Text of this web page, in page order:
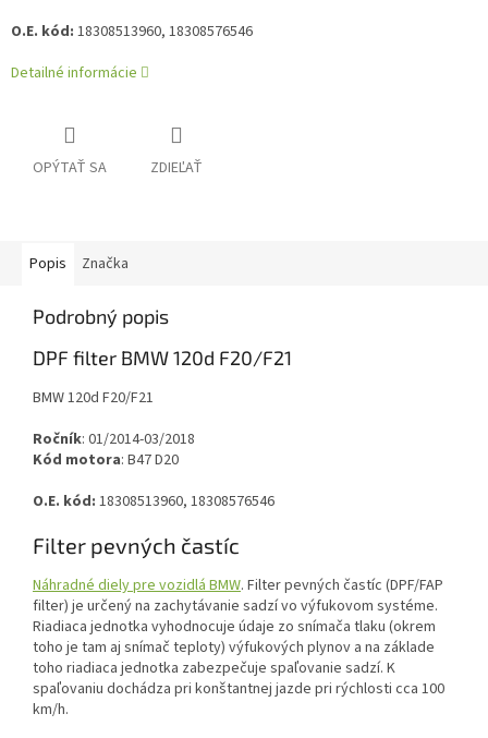
O.E. kód: 18308513960, 18308576546
Detailné informácie
OPÝTAŤ SA ZDIEĽAŤ
Popis Značka
Podrobný popis
DPF filter BMW 120d F20/F21
BMW 120d F20/F21
Ročník: 01/2014-03/2018
Kód motora: B47 D20
O.E. kód: 18308513960, 18308576546
Filter pevných častíc
Náhradné diely pre vozidlá BMW. Filter pevných častíc (DPF/FAP
filter) je určený na zachytávanie sadzí vo výfukovom systéme.
Riadiaca jednotka vyhodnocuje údaje zo snímača tlaku (okrem
toho je tam aj snímač teploty) výfukových plynov a na základe
toho riadiaca jednotka zabezpečuje spaľovanie sadzí. K
spaľovaniu dochádza pri konštantnej jazde pri rýchlosti cca 100
km/h.